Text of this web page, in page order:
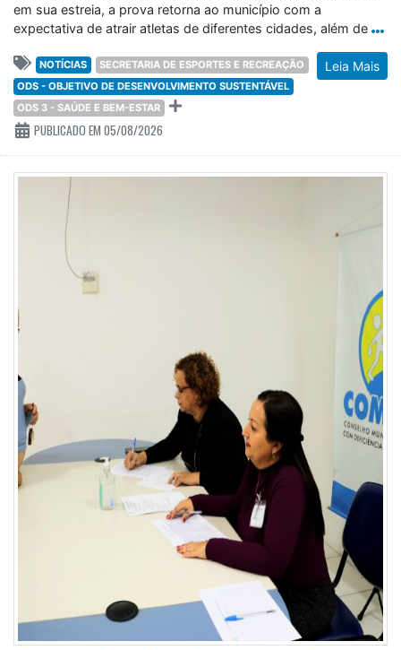
em sua estreia, a prova retorna ao município com a
expectativa de atrair atletas de diferentes cidades, além de
Leia Mais
NOTÍCIAS
SECRETARIA DE ESPORTES E RECREAÇÃO
ODS - OBJETIVO DE DESENVOLVIMENTO SUSTENTÁVEL
ODS 3 - SAÚDE E BEM-ESTAR
PUBLICADO EM 05/08/2026